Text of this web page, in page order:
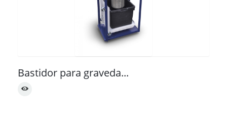
Bastidor para graveda...